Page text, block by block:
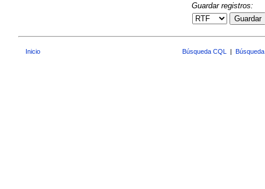
Guardar registros:
Guardar
Inicio Búsqueda CQL